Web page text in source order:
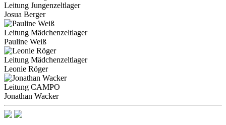
Leitung Jungenzeltlager
Josua Berger
Leitung Mädchenzeltlager
Pauline Weiß
Leitung Mädchenzeltlager
Leonie Röger
Leitung CAMPO
Jonathan Wacker